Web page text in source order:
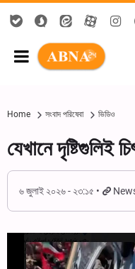
Home সংবাদ পরিষেবা ভিডিও
যেখানে দৃষ্টিগুলিই
৬ জুলাই ২০২৬ - ২৩:১৫